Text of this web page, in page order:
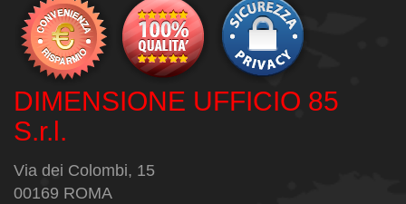
DIMENSIONE UFFICIO 85
S.r.l.
Via dei Colombi, 15
00169 ROMA